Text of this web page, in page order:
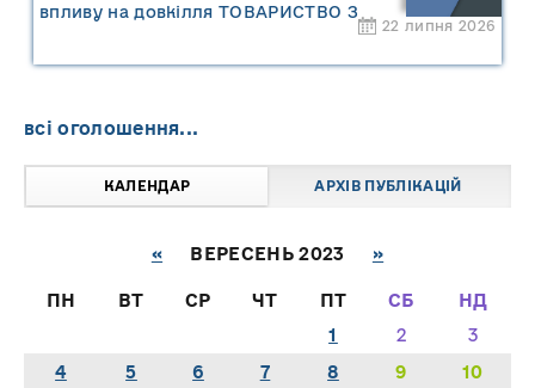
впливу на довкілля ТОВАРИСТВО З
22 липня 2026
всі оголошення...
КАЛЕНДАР АРХІВ ПУБЛІКАЦІЙ
« ВЕРЕСЕНЬ 2023 »
ПН ВТ СР ЧТ ПТ СБ
НД
1
2
3
4
5 6 7 8 9
10